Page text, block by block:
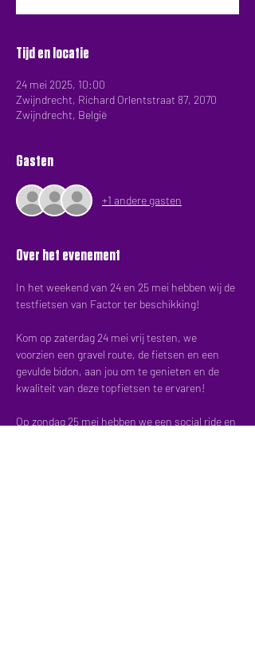
Tijd en locatie
24 mei 2025, 10:00
Zwijndrecht, Richard Orlentstraat 87, 2070
Zwijndrecht, België
Gasten
+1 andere gasten
Over het evenement
In het weekend van 24 en 25 mei hebben wij de
testfietsen van Factor ter beschikking!
Kom op zaterdag 24 mei vrij testen, we
voorzien een gravel route, de fietsen en een
gevulde bidon, aan jou om te genieten en de
kwaliteit van deze topfietsen te ervaren!
Op zondag 25 mei hebben we een social ride en